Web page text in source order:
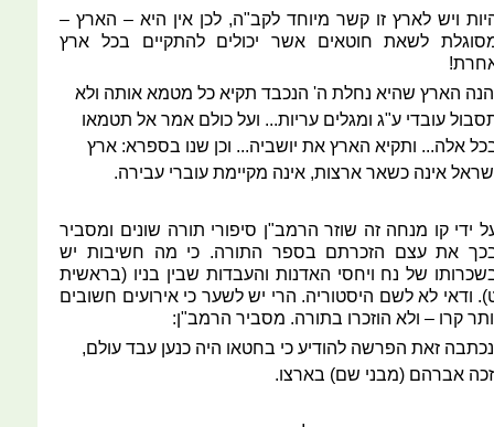
ויש לארץ זו קשר מיוחד לקב"ה, לכן אין היא – הארץ –
לשאת חוטאים אשר יכולים להתקיים בכל ארץ
הארץ שהיא נחלת ה' הנכבד תקיא כל מטמא אותה ולא
עובדי ע"ג ומגלים עריות... ועל כולם אמר אל תטמאו
אלה... ותקיא הארץ את יושביה... וכן שנו בספרא: ארץ
אינה כשאר ארצות, אינה מקיימת עוברי עבירה.
ידי קו מנחה זה שוזר הרמב"ן סיפורי תורה שונים ומסביר
את עצם הזכרתם בספר התורה. כי מה חשיבות יש
של נח ויחסי האדנות והעבדות שבין בניו (בראשית
ודאי לא לשם היסטוריה. הרי יש לשער כי אירועים חשובים
קרו – ולא הוזכרו בתורה. מסביר הרמב"ן:
זאת הפרשה להודיע כי בחטאו היה כנען עבד עולם,
אברהם (מבני שם) בארצו.